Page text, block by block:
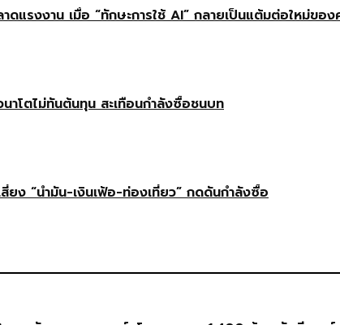
แรงงาน เมื่อ “ทักษะการใช้ AI” กลายเป็นแต้มต่อใหม่ของ
าโตไม่ทันต้นทุน สะเทือนกำลังซื้อชนบท
ง “น้ำมัน-เงินเฟ้อ-ท่องเที่ยว” กดดันกำลังซื้อ